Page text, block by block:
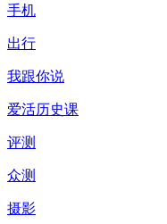
手机
出行
我跟你说
爱活历史课
评测
众测
摄影